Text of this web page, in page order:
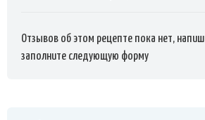
Отзывов об этом рецепте пока нет,
заполните следующую форму